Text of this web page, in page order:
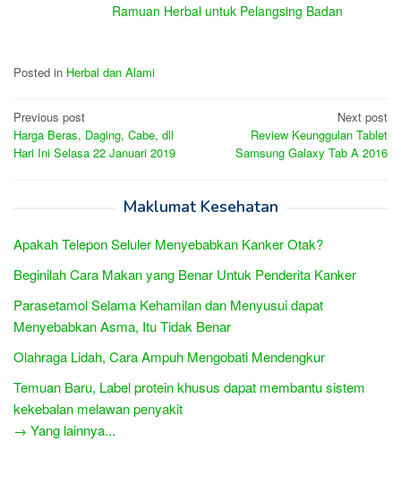
Ramuan Herbal untuk Pelangsing Badan
Posted in Herbal dan Alami
Post
navigation
Previous post
Harga Beras, Daging, Cabe, dll
Hari Ini Selasa 22 Januari 2019
Next post
Review Keunggulan Tablet
Samsung Galaxy Tab A 2016
Maklumat Kesehatan
Apakah Telepon Seluler Menyebabkan Kanker Otak?
Beginilah Cara Makan yang Benar Untuk Penderita Kanker
Parasetamol Selama Kehamilan dan Menyusui dapat
Menyebabkan Asma, Itu Tidak Benar
Olahraga Lidah, Cara Ampuh Mengobati Mendengkur
Temuan Baru, Label protein khusus dapat membantu sistem
kekebalan melawan penyakit
→ Yang lainnya...